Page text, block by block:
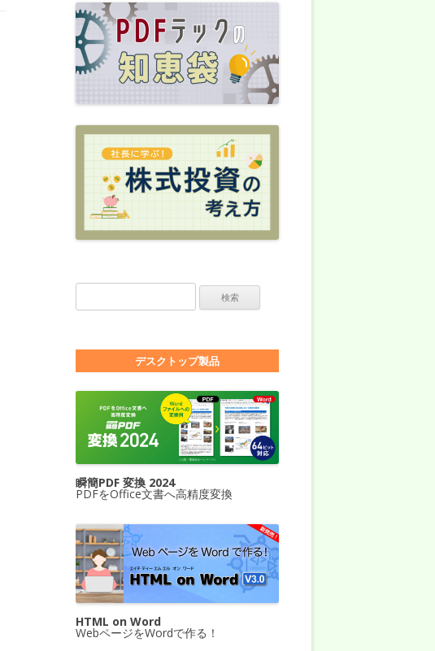
デスクトップ製品
瞬簡PDF 変換 2024
PDFをOffice文書へ高精度変換
HTML on Word
WebページをWordで作る！